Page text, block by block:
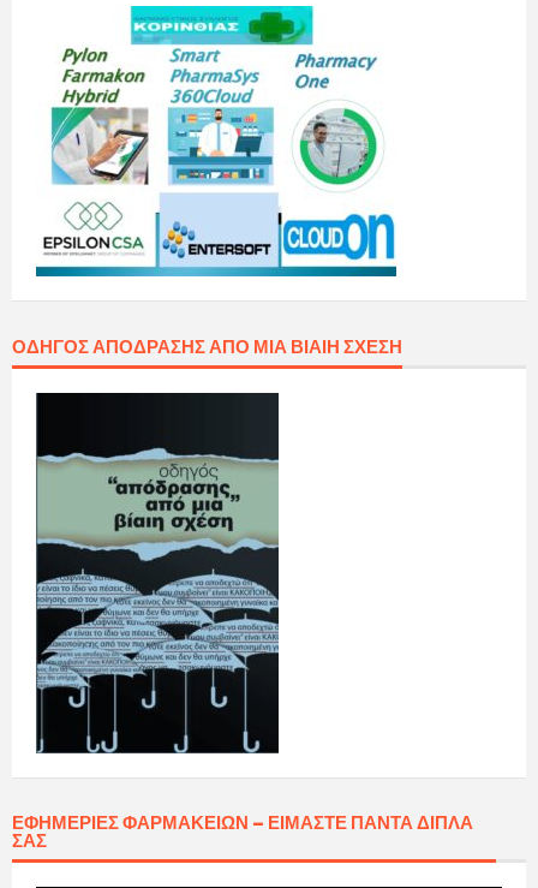
ΟΔΗΓΌΣ ΑΠΌΔΡΑΣΗΣ ΑΠΌ ΜΙΑ ΒΊΑΙΗ ΣΧΈΣΗ
ΕΦΗΜΕΡΊΕΣ ΦΑΡΜΑΚΕΊΩΝ – ΕΊΜΑΣΤΕ ΠΆΝΤΑ ΔΊΠΛΑ
ΣΑΣ